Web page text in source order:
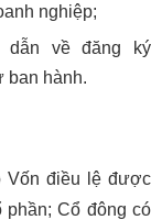
nghiệp;
dẫn về đăng ký
ban hành.
Vốn điều lệ được
phần; Cổ đông có